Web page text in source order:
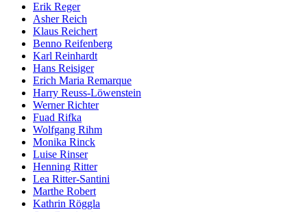
Erik Reger
Asher Reich
Klaus Reichert
Benno Reifenberg
Karl Reinhardt
Hans Reisiger
Erich Maria Remarque
Harry Reuss-Löwenstein
Werner Richter
Fuad Rifka
Wolfgang Rihm
Monika Rinck
Luise Rinser
Henning Ritter
Lea Ritter-Santini
Marthe Robert
Kathrin Röggla